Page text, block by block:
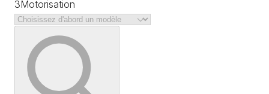
3Motorisation